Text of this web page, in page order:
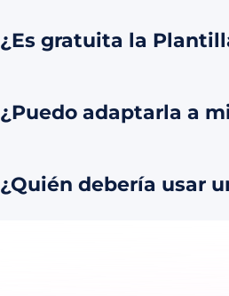
¿Es gratuita la
¿Puedo adaptarla a
¿Quién debería usar